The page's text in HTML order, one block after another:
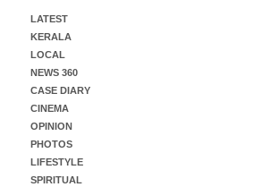
LATEST
KERALA
LOCAL
NEWS 360
CASE DIARY
CINEMA
OPINION
PHOTOS
LIFESTYLE
SPIRITUAL